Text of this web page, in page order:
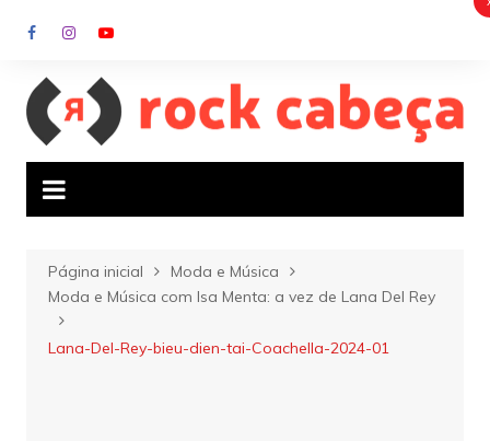
para
conteúdo
Página inicial
Moda e Música
Moda e Música com Isa Menta: a vez de Lana Del Rey
Lana-Del-Rey-bieu-dien-tai-Coachella-2024-01